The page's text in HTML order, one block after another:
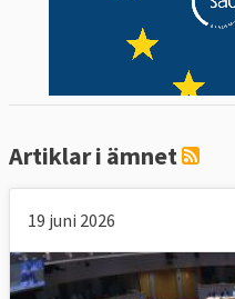
Artiklar i ämnet
19 juni 2026